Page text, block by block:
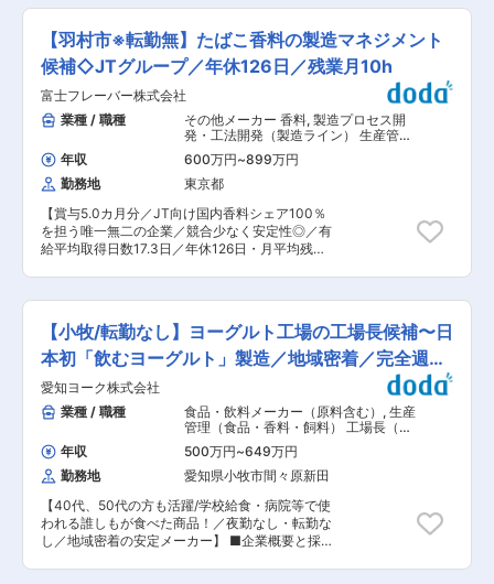
1年間かけて現場の業務フローを習得していただ
きます。その後、適性を見極めた上で「DB（デ
ィストリビューター）」へと昇格し、経営職を目
指していただく前提の採用です。将来的に「セン
ター長」へのステップアップも可能です！ ■育成
体制： ◎若手向けの技術研修や中堅以降はリーダ
ー研修などもあります ◎また入社年次に合わせ
た、年次研修もあります ■評価制度： 店舗実績
と勤務態度をもとに評価し、チーフの場合は4段
階のグレードで評価します。グレードが上がるに
つれて、ご自身の評価・実力に合った店舗へと配
属いたします。より良い売場づくり・店舗運営の
ための頑張りがしっかりと評価され、更なるステ
イム市場上場企業＞和歌山県を中心に近畿・東海
圏を中心に150店舗以上展開する当社。働き方改
働きやすさにも力を入れてます。 変更の範囲：会
社の定める業務
ーパー・問屋等様々あり、定番商品やイベント毎
の商品について、営業担当やデザイナー、菓子
OEMメーカーや資材のメーカーと接点を取りなが
ら中心となって進めてていただきます。 ■業務詳
細： ・バレンタインデー・母の日・ハロウィン・
クリスマスなどのイベント商品の企画立案〜商品
化に至るまでの社内外の調整 ・コンビニやスーパ
ー向けの商品（通年で販売している商品）の企画
開発・中身や包材の選定、物流の管理 ・生産スケ
ジュールの調整から在庫管理・需給管理 ■当社の
強み： (1)ブランド力・企画開発力： 30年以上の
洋菓子・ショコラの企画開発・販売を行っている
同社では、商品のブランド力と企画力の実績が強
みです。 有名なブランド商品は、「ベルアメー
ル」「セバスチャン・ブイエ」「ラ・メゾン白
金」ですが、販路別に様々な商品の開発を行って
おり、レベルの高いブランディングや商品企画が
実現可能となっております。 (3)多数の販路：
EC、百貨店、小売店など販売チャネルが多数あ
り、安定した業績を維持することが可能です。 変
更の範囲：会社の定める業務
【羽村市※転勤無】たばこ香料の製造マネジメント
候補◇JTグループ／年休126日／残業月10h
富士フレーバー株式会社
業種 / 職種
その他メーカー 香料, 製造プロセス開
発・工法開発（製造ライン） 生産管理
（食品・香料・飼料）
年収 600万円~899万円
勤務地
東京都
【賞与5.0カ月分／JT向け国内香料シェア100％
を担う唯一無二の企業／競合少なく安定性◎／有
給平均取得日数17.3日／年休126日・月平均残業
工程・組織理解を深め、その後、適正・経験・組
織ニーズに応じて担当領域及びマネジメント範囲
を段階的に拡大します。 香料製品の製造、安全・
品質・効率向上に向けた改善活動に参画し、製造
現場・工程・業務理解を基盤に、将来的にはマネ
ージャーとして職場をけん引していただきます。
具体的には現場の安全操業や人財育成、または生
産計画・調達・納期管理、または工程改善、設備
対応による生産性向上を担っていただきます。 ■
働く環境について ・工場内は空調が完備され、夏
場の熱中症対策あり（飲料・塩飴の支給等） ・広
い休憩所、食堂、屋内喫煙室、トレーニングルー
ムありと、充実したきれいな環境で働いていただ
けます。 ■働き方 交替制勤務の部署へ配属とな
ります。 勤務パターン：以下のとおり （1）
06:00 〜 14:15 （2）14:00 〜 22:15
【小牧/転勤なし】ヨーグルト工場の工場長候補〜日
本初「飲むヨーグルト」製造／地域密着／完全週休
二日制
愛知ヨーク株式会社
業種 / 職種
食品・飲料メーカー（原料含む） , 生産
管理（食品・香料・飼料） 工場長（食
品・香料・飼料）
年収 500万円~649万円
勤務地
愛知県小牧市間々原新田
【40代、50代の方も活躍/学校給食・病院等で使
われる誰しもが食べた商品！／夜勤なし・転勤な
し／地域密着の安定メーカー】 ■企業概要と採用